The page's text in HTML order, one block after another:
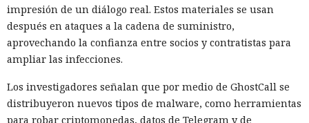
impresión de un diálogo real. Estos materiales se usan
después en ataques a la cadena de suministro,
aprovechando la confianza entre socios y contratistas para
ampliar las infecciones.
Los investigadores señalan que por medio de GhostCall se
distribuyeron nuevos tipos de malware, como herramientas
para robar criptomonedas, datos de Telegram y de